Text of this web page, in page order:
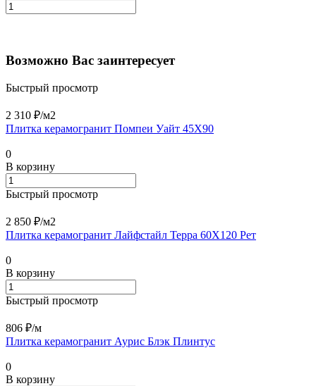
Возможно Вас заинтересует
Быстрый просмотр
2 310 ₽/м2
Плитка керамогранит Помпеи Уайт 45X90
0
В корзину
Быстрый просмотр
2 850 ₽/м2
Плитка керамогранит Лайфстайл Терра 60X120 Рет
0
В корзину
Быстрый просмотр
806 ₽/м
Плитка керамогранит Аурис Блэк Плинтус
0
В корзину